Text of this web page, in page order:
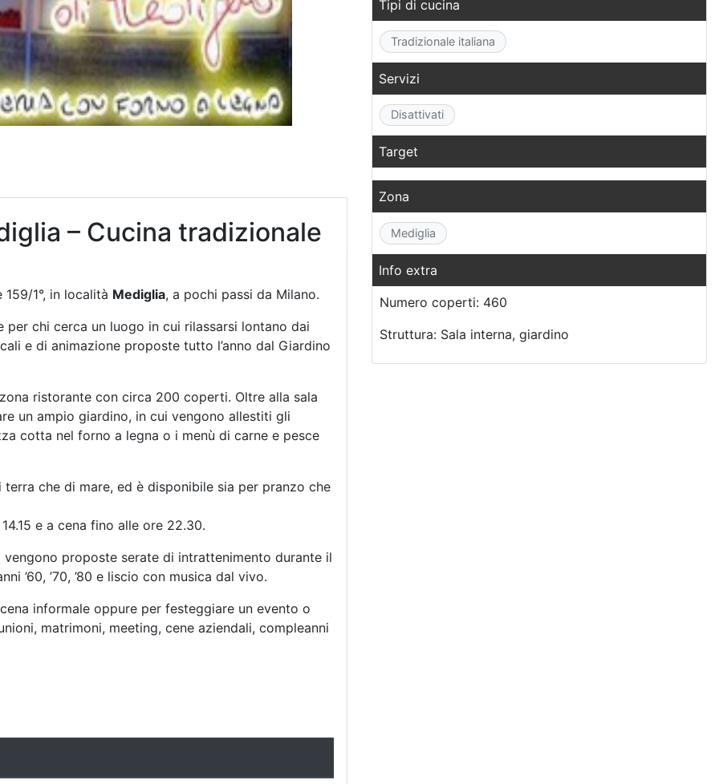
– Cucina tradizionale
1°, in località Mediglia, a pochi passi da Milano.
chi cerca un luogo in cui rilassarsi lontano dai
e di animazione proposte tutto l’anno dal Giardino
ristorante con circa 200 coperti. Oltre alla sala
un ampio giardino, in cui vengono allestiti gli
cotta nel forno a legna o i menù di carne e pesce
che di mare, ed è disponibile sia per pranzo che
e a cena fino alle ore 22.30.
proposte serate di intrattenimento durante il
’60, ’70, ’80 e liscio con musica dal vivo.
informale oppure per festeggiare un evento o
matrimoni, meeting, cene aziendali, compleanni
Tipi di cucina
Tradizionale italiana
Servizi
Disattivati
Target
Zona
Mediglia
Info extra
Numero coperti: 460
Struttura: Sala interna, giardino